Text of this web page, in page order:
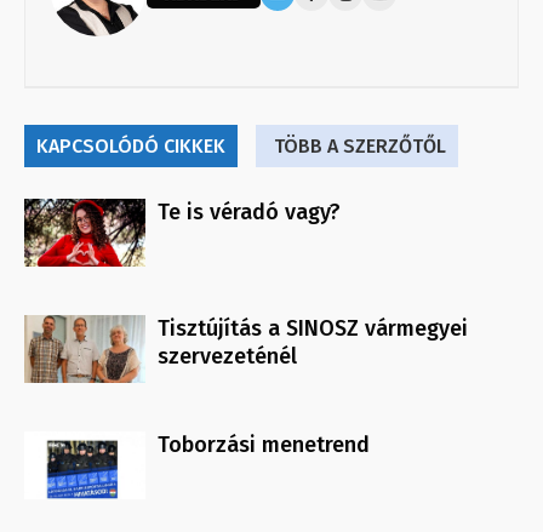
KAPCSOLÓDÓ CIKKEK TÖBB A SZERZŐTŐL
Te is véradó vagy?
Tisztújítás a SINOSZ vármegyei
szervezeténél
Toborzási menetrend